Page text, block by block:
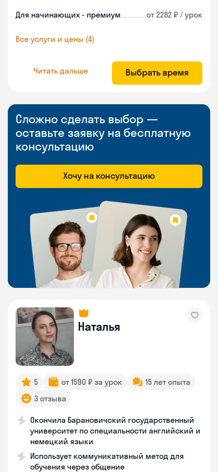
Для начинающих - премиум от 2282 ₽ / урок
Все услуги и цены (4)
Читать дальше Выбрать время
Сложно сделать выбор —
оставьте заявку на бесплатную
консультацию
Хочу на консультацию
Наталья
5 от 1590 ₽ за урок
15 лет опыта
3 отзыва
Окончила Барановичский государственный
университет по специальности английский и
немецкий языки
Использует коммуникативный метод для
обучения через общение